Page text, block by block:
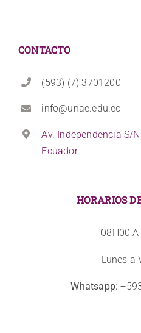
CONTACTO
(593) (7) 3701200
info@unae.edu.ec
Av. Independencia S/
Ecuador
HORARIOS
08H00
Lunes a
Whatsapp: